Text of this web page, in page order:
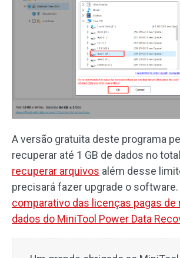
A versão gratuita deste programa
recuperar até 1 GB de dados no
recuperar arquivos além desse
precisará fazer upgrade o software.
comparativo das licenças pagas de
dados do MiniTool Power Data